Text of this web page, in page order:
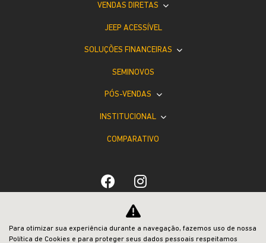
VENDAS DIRETAS
JEEP ACESSÍVEL
SOLUÇÕES FINANCEIRAS
SEMINOVOS
PÓS-VENDAS
INSTITUCIONAL
COMPARATIVO
Desacelere. Seu bem maior é a vida.
Para otimizar sua experiência durante a navegação, fazemos uso de nossa
Política de Cookies e para proteger seus dados pessoais respeitamos